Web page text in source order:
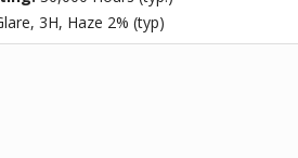
3H, Haze 2% (typ)